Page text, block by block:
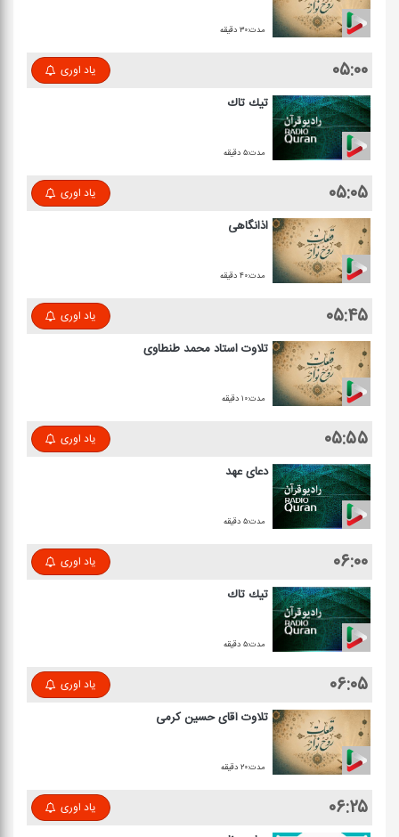
مدت:۳۰ دقیقه
۰۵:۰۰ یاد اوری
تیك تاك
مدت:۵ دقیقه
۰۵:۰۵ یاد اوری
اذانگاهی
مدت:۴۰ دقیقه
۰۵:۴۵ یاد اوری
تلاوت استاد محمد طنطاوی
مدت:۱۰ دقیقه
۰۵:۵۵ یاد اوری
دعای عهد
مدت:۵ دقیقه
۰۶:۰۰ یاد اوری
تیك تاك
مدت:۵ دقیقه
۰۶:۰۵ یاد اوری
تلاوت آقای حسین كرمی
مدت:۲۰ دقیقه
۰۶:۲۵ یاد اوری